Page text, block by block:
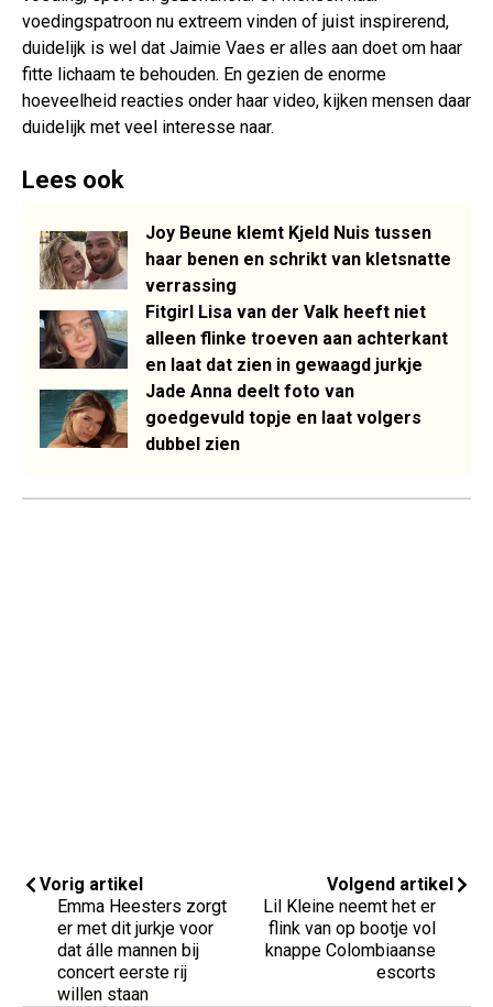
voedingspatroon nu extreem vinden of juist inspirerend,
duidelijk is wel dat Jaimie Vaes er alles aan doet om haar
fitte lichaam te behouden. En gezien de enorme
hoeveelheid reacties onder haar video, kijken mensen daar
duidelijk met veel interesse naar.
Lees ook
Joy Beune klemt Kjeld Nuis tussen
haar benen en schrikt van kletsnatte
verrassing
Fitgirl Lisa van der Valk heeft niet
alleen flinke troeven aan achterkant
en laat dat zien in gewaagd jurkje
Jade Anna deelt foto van
goedgevuld topje en laat volgers
dubbel zien
Vorig artikel
Emma Heesters zorgt
er met dit jurkje voor
dat álle mannen bij
concert eerste rij
willen staan
Volgend artikel
Lil Kleine neemt het er
flink van op bootje vol
knappe Colombiaanse
escorts